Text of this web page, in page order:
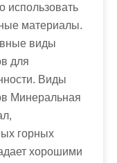
использовать
материалы.
виды
для
Виды
Минеральная
горных
хорошими